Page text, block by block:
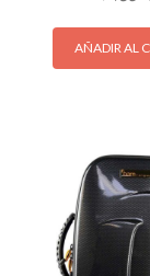
AÑADIR AL